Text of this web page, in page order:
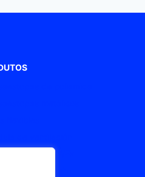
ATEX/Ex